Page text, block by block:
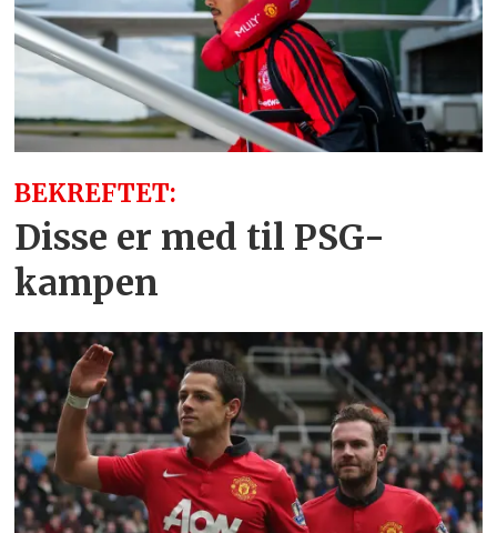
BEKREFTET:
Disse er med til PSG-
kampen